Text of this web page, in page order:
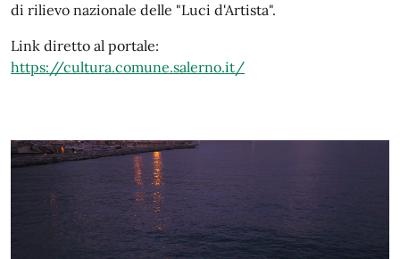
di rilievo nazionale delle "Luci d'Artista".
Link diretto al portale:
https://cultura.comune.salerno.it/